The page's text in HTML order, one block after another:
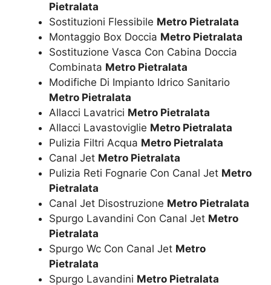
Pietralata
Sostituzioni Flessibile Metro Pietralata
Montaggio Box Doccia Metro Pietralata
Sostituzione Vasca Con Cabina Doccia
Combinata Metro Pietralata
Modifiche Di Impianto Idrico Sanitario
Metro Pietralata
Allacci Lavatrici Metro Pietralata
Allacci Lavastoviglie Metro Pietralata
Pulizia Filtri Acqua Metro Pietralata
Canal Jet Metro Pietralata
Pulizia Reti Fognarie Con Canal Jet Metro
Pietralata
Canal Jet Disostruzione Metro Pietralata
Spurgo Lavandini Con Canal Jet Metro
Pietralata
Spurgo Wc Con Canal Jet Metro
Pietralata
Spurgo Lavandini Metro Pietralata